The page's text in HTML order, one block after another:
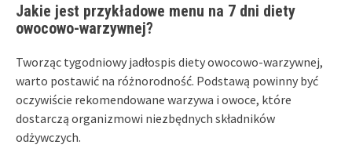
Jakie jest przykładowe menu na 7 dni diety
owocowo-warzywnej?
Tworząc tygodniowy jadłospis diety owocowo-warzywnej,
warto postawić na różnorodność. Podstawą powinny być
oczywiście rekomendowane warzywa i owoce, które
dostarczą organizmowi niezbędnych składników
odżywczych.